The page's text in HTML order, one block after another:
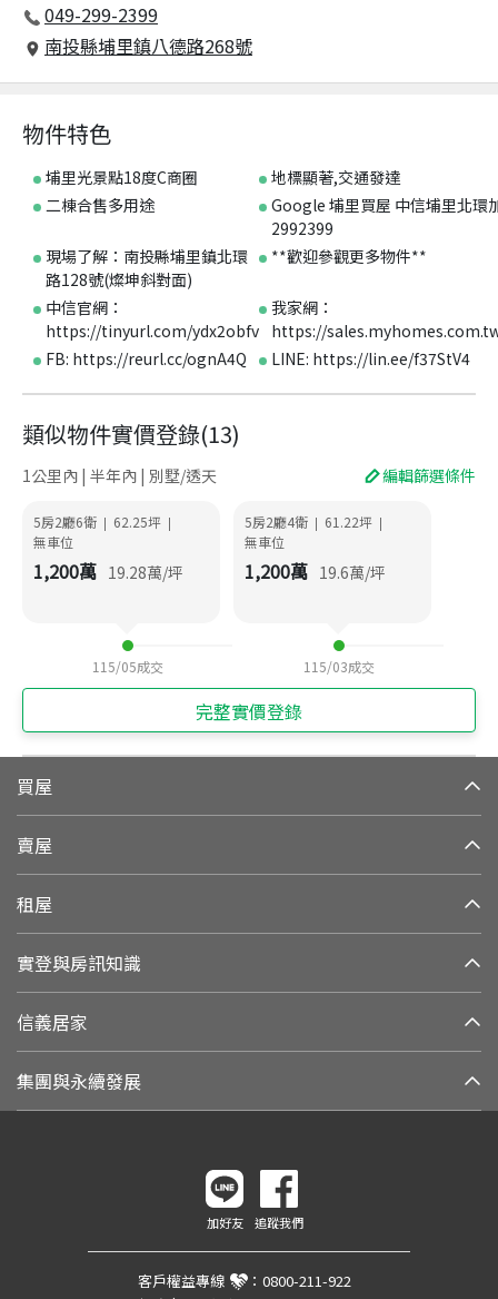
049-299-2399
南投縣埔里鎮八德路268號
物件特色
埔里光景點18度C商圈
地標顯著,交通發達
二棟合售多用途
Google 埔里買屋 中信埔里北環
2992399
現場了解：南投縣埔里鎮北環
路128號(燦坤斜對面)
**歡迎參觀更多物件**
中信官網：
https://tinyurl.com/ydx2obfv
我家網：
https://
FB: https://reurl.cc/ognA4Q
LINE: https://lin.ee/f37StV4
類似物件實價登錄(13)
1公里內 | 半年內 | 別墅/透天 編輯篩選條件
5房2廳6衛 | 62.25坪 |
無車位
1,200萬 19.28萬/坪
115/05成交
5房2廳4衛 | 61.22坪 |
無車位
1,200萬 19.6萬/坪
115/03成交
完整實價登錄
買屋
賣屋
租屋
實登與房訊知識
信義居家
集團與永續發展
加好友 追蹤我們
客戶權益專線 ： 0800-211-922